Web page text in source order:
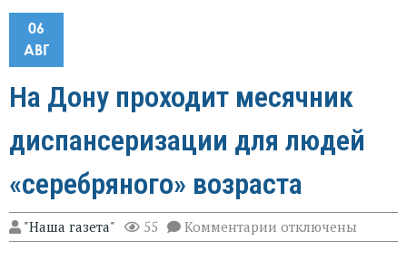
06
АВГ
На Дону проходит месячник
диспансеризации для людей
«серебряного» возраста
"Наша газета" 55 Комментарии к
записи
отключены